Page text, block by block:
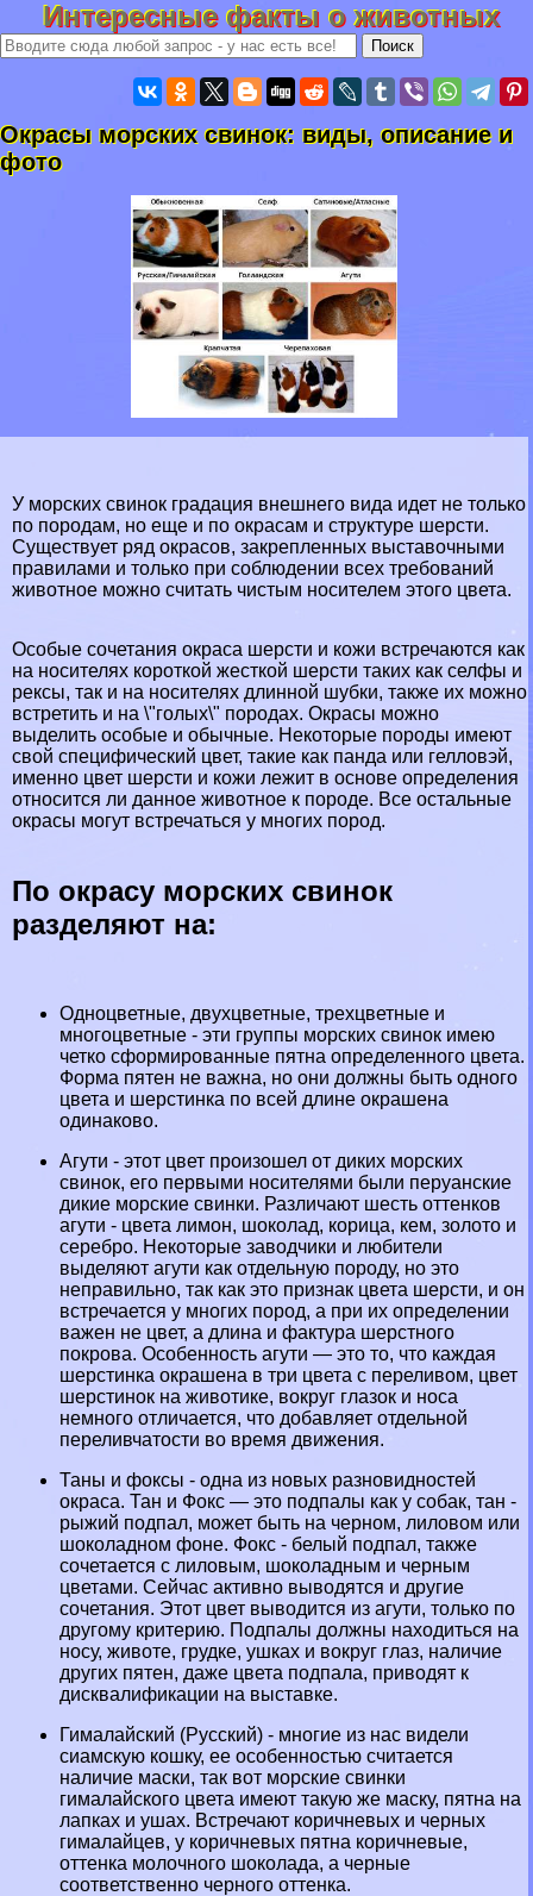
Интересные факты о животных
Окрасы морских свинок: виды, описание и
фото
У морских свинок градация внешнего вида идет не только
по породам, но еще и по окрасам и структуре шерсти.
Существует ряд окрасов, закрепленных выставочными
правилами и только при соблюдении всех требований
животное можно считать чистым носителем этого цвета.
Особые сочетания окраса шерсти и кожи встречаются как
на носителях короткой жесткой шерсти таких как селфы и
рексы, так и на носителях длинной шубки, также их можно
встретить и на \"гoлых\" породах. Окрасы можно
выделить особые и обычные. Некоторые породы имеют
свой специфический цвет, такие как панда или гелловэй,
именно цвет шерсти и кожи лежит в основе определения
относится ли данное животное к породе. Все остальные
окрасы могут встречаться у многих пород.
По окрасу морских свинок
разделяют на:
Одноцветные, двухцветные, трехцветные и
многоцветные - эти группы морских свинок имею
четко сформированные пятна определенного цвета.
Форма пятен не важна, но они должны быть одного
цвета и шерстинка по всей длине окрашена
одинаково.
Агути - этот цвет произошел от диких морских
свинок, его первыми носителями были перуанские
дикие морские свинки. Различают шесть оттенков
агути - цвета лимон, шоколад, корица, кем, золото и
серебро. Некоторые заводчики и любители
выделяют агути как отдельную породу, но это
неправильно, так как это признак цвета шерсти, и он
встречается у многих пород, а при их определении
важен не цвет, а длина и фактура шерстного
покрова. Особенность агути — это то, что каждая
шерстинка окрашена в три цвета с переливом, цвет
шерстинок на животике, вокруг глазок и носа
немного отличается, что добавляет отдельной
переливчатости во время движения.
Таны и фоксы - одна из новых разновидностей
окраса. Тан и Фокс — это подпалы как у собак, тан -
рыжий подпал, может быть на черном, лиловом или
шоколадном фоне. Фокс - белый подпал, также
сочетается с лиловым, шоколадным и черным
цветами. Сейчас активно выводятся и другие
сочетания. Этот цвет выводится из агути, только по
другому критерию. Подпалы должны находиться на
носу, животе, грудке, ушках и вокруг глаз, наличие
других пятен, даже цвета подпала, приводят к
дисквалификации на выставке.
Гималайский (Русский) - многие из нас видели
сиамскую кошку, ее особенностью считается
наличие маски, так вот морские свинки
гималайского цвета имеют такую же маску, пятна на
лапках и ушах. Встречают коричневых и черных
гималайцев, у коричневых пятна коричневые,
оттенка молочного шоколада, а черные
соответственно черного оттенка.